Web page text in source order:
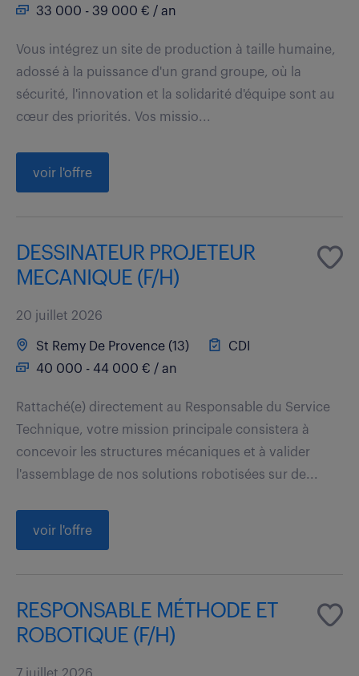
33 000 - 39 000 € / an
Vous intégrez un site de production à taille humaine,
adossé à la puissance d'un grand groupe, où la
sécurité, l'innovation et la solidarité d'équipe sont au
cœur des priorités. Vos missio...
voir l'offre
DESSINATEUR PROJETEUR
MECANIQUE (F/H)
20 juillet 2026
St Remy De Provence (13)
CDI
40 000 - 44 000 € / an
Rattaché(e) directement au Responsable du Service
Technique, votre mission principale consistera à
concevoir les structures mécaniques et à valider
l'assemblage de nos solutions robotisées sur de...
voir l'offre
RESPONSABLE MÉTHODE ET
ROBOTIQUE (F/H)
7 juillet 2026